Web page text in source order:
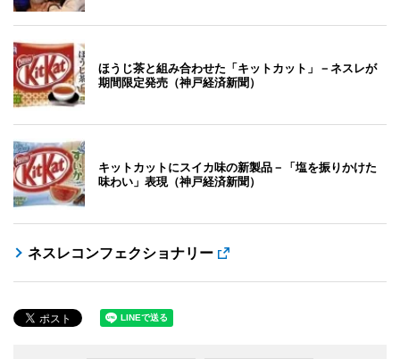
ほうじ茶と組み合わせた「キットカット」－ネスレが
期間限定発売（神戸経済新聞）
キットカットにスイカ味の新製品－「塩を振りかけた
味わい」表現（神戸経済新聞）
ネスレコンフェクショナリー